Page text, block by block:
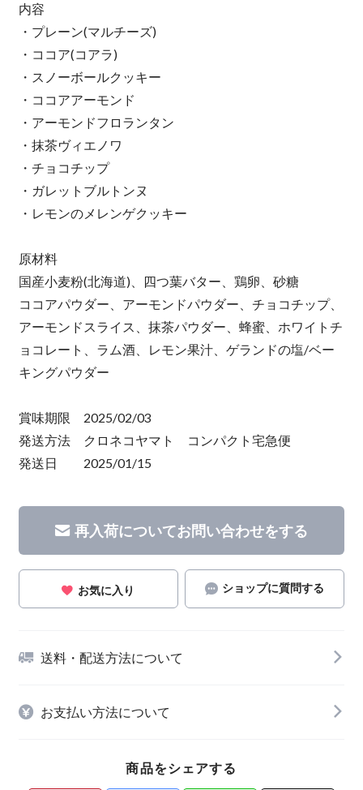
内容
・プレーン(マルチーズ)
・ココア(コアラ)
・スノーボールクッキー
・ココアアーモンド
・アーモンドフロランタン
・抹茶ヴィエノワ
・チョコチップ
・ガレットブルトンヌ
・レモンのメレンゲクッキー
原材料
国産小麦粉(北海道)、四つ葉バター、鶏卵、砂糖
ココアパウダー、アーモンドパウダー、チョコチップ、
アーモンドスライス、抹茶パウダー、蜂蜜、ホワイトチ
ョコレート、ラム酒、レモン果汁、ゲランドの塩/ベー
キングパウダー
賞味期限 2025/02/03
発送方法 クロネコヤマト コンパクト宅急便
発送日 2025/01/15
再入荷についてお問い合わせをする
お気に入り ショップに質問する
送料・配送方法について
お支払い方法について
商品をシェアする